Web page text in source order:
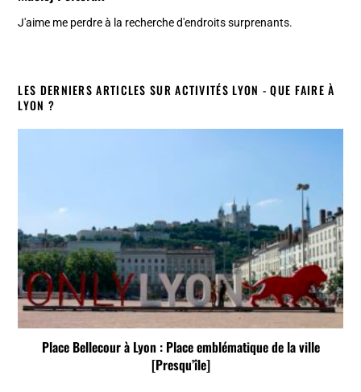
J'aime me perdre à la recherche d'endroits surprenants.
LES DERNIERS ARTICLES SUR ACTIVITÉS LYON - QUE FAIRE À
LYON ?
Place Bellecour à Lyon : Place emblématique de la ville
[Presqu’île]